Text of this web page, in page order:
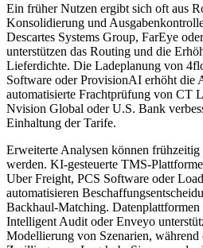
Ein früher Nutzen ergibt sich oft aus
Konsolidierung und
Descartes Systems Group, FarEye
unterstützen das Routing und die
Lieferdichte. Die Ladeplanung von
Software oder ProvisionAI erhöht die
automatisierte Frachtprüfung von CT
Nvision Global oder U.S. Bank
Einhaltung der Tarife.
Erweiterte Analysen können
werden. KI-gesteuerte TMS-
Uber Freight, PCS Software oder
automatisieren
Backhaul-Matching.
Intelligent Audit oder Enveyo
Modellierung von Szenarien, während